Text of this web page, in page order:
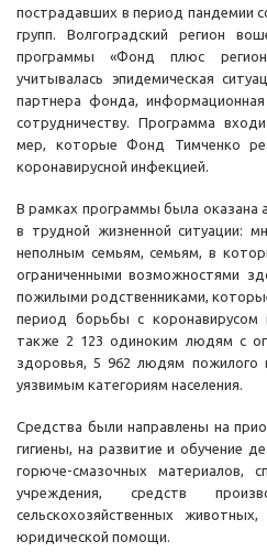
пострадавших в период пандемии
групп. Волгоградский регион
программы «Фонд плюс
учитывалась эпидемическая
партнера фонда,
сотрудничеству. Программа
мер, которые Фонд Тимченко
коронавирусной инфекцией.
В рамках программы была оказана
в трудной жизненной ситуации:
неполным семьям, семьям, в
ограниченными возможностями
пожилыми родственниками,
период борьбы с
также 2 123 одиноким людям с
здоровья, 5 962 людям пожилого
уязвимым категориям населения.
Средства были направлены на
гигиены, на развитие и обучение
горюче-смазочных материалов,
учреждения, средств
сельскохозяйственных
юридической помощи.